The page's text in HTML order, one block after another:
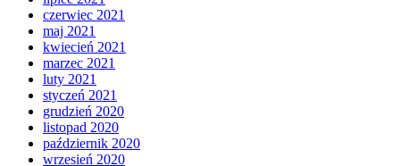
czerwiec 2021
maj 2021
kwiecień 2021
marzec 2021
luty 2021
styczeń 2021
grudzień 2020
listopad 2020
październik 2020
wrzesień 2020